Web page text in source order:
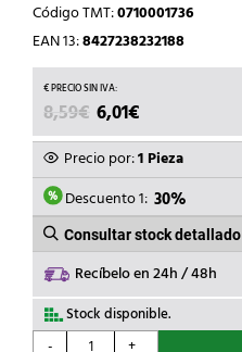
Código TMT:0710001736
EAN 13:8427238232188
8,59€ EL
PRECIO
ORIGINAL
ERA:
8,59€.
6,01€
PRECIO
ACTUAL
ES:
6,01€.
Precio por:1 Pieza
Descuento 1: 30%
Consultar stock detallado
Recíbelo en 24h / 48h
Stock disponible.
NIESSEN